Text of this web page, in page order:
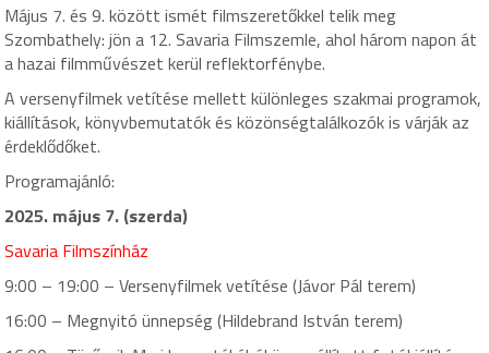
Május 7. és 9. között ismét filmszeretőkkel telik meg
Szombathely: jön a 12. Savaria Filmszemle, ahol három napon át
a hazai filmművészet kerül reflektorfénybe.
A versenyfilmek vetítése mellett különleges szakmai programok,
kiállítások, könyvbemutatók és közönségtalálkozók is várják az
érdeklődőket.
Programajánló:
2025. május 7. (szerda)
Savaria Filmszínház
9:00 – 19:00 – Versenyfilmek vetítése (Jávor Pál terem)
16:00 – Megnyitó ünnepség (Hildebrand István terem)